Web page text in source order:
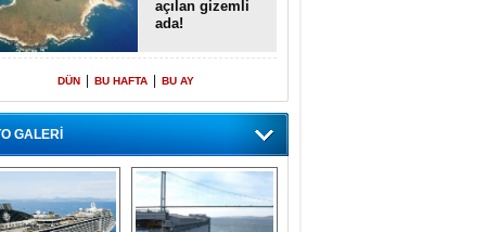
açılan gizemli
ada!
DÜN BU HAFTA BU AY
GALERİ